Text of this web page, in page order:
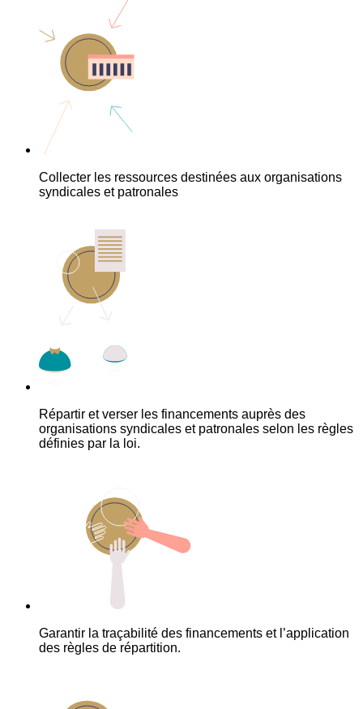
Collecter les ressources destinées aux organisations
syndicales et patronales
Répartir et verser les financements auprès des
organisations syndicales et patronales selon les règles
définies par la loi.
Garantir la traçabilité des financements et l’application
des règles de répartition.